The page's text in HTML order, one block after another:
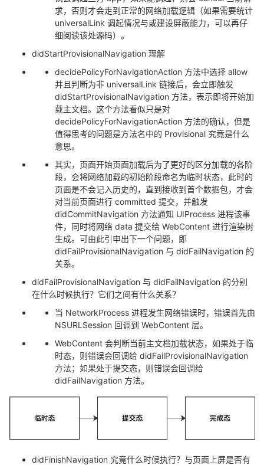
求，否则才会走到正常的网络加载逻辑（如果需要统计
universalLink 调起情况与或建设屏蔽能力，可以再仔
细阅读该处源码）。
didStartProvisionalNavigation 理解
decidePolicyForNavigationAction 方法中选择 allow
并且判断为非 universalLink 链接后，会立即触发
didStartProvisionalNavigation 方法，表示即将开始加
载主文档。这个方法看似只是对
decidePolicyForNavigationAction 方法的确认，但是
值得思考的问题是方法名中的 Provisional 究竟是什么
意思。
其实，页面开始页面加载后为了更好的区分加载的各阶
段，会将网络加载的初始阶段命名为临时状态，此时的
页面是不会记入历史的，直到接收到首个数据包，才会
对当前页面进行 committed 提交，并触发
didCommitNavigation 方法通知 UIProcess 进程该事
件，同时将网络 data 提交给 WebContent 进行渲染树
生成。可由此引申出下一个问题，即
didFailProvisionalNavigation 与 didFailNavigation 的
关系。
didFailProvisionalNavigation 与 didFailNavigation 的分别
在什么时候执行？它们之间有什么关系？
当 NetworkProcess 进程发生网络错误时，错误首先由
NSURLSession 回调到 WebContent 层。
WebContent 会判断当前主文档加载状态，如果处于临
时态，则错误会回调给 didFailProvisionalNavigation
方法；如果处于提交态，则错误会回调给
didFailNavigation 方法。
didFinishNavigation 究竟什么时候执行？与页面上屏是否有